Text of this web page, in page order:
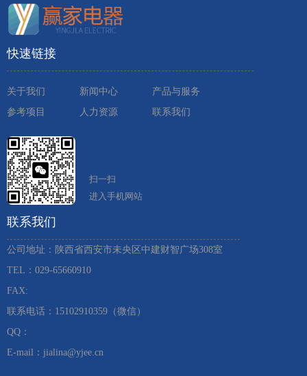
快速链接
关于我们 新闻中心
产品与服务
参考项目
人力资源 联系我们
扫一扫
进入手机网站
联系我们
公司地址：陕西省西安市未央区中建财智广场308室
TEL：029-65660910 ​
FAX:
联系电话：15102910359（微信）
QQ：
E-mail：jialina@yjee.cn